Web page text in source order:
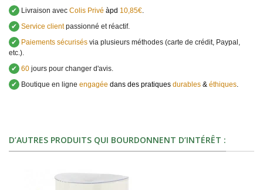
✔
Livraison avec Colis Privé àpd 10,85€.
✔ Service clientpassionné et réactif.
✔
Paiements sécurisés via plusieurs méthodes (carte de crédit, Paypal,
etc.).
✔ 60 jours pour changer d'avis.
✔
Boutique en ligne engagée dans des pratiques durables & éthiques.
D’AUTRES PRODUITS QUI BOURDONNENT D’INTÉRÊT :